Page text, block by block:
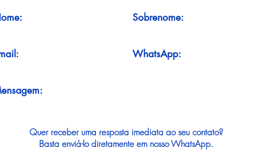
Sobrenome:
WhatsApp:
Quer receber uma resposta imediata ao seu contato?
Basta enviá-lo diretamente em nosso WhatsApp.